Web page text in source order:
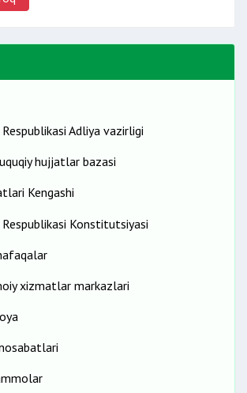
Adliya vazirligi
hujjatlar bazasi
Kengashi
Respublikasi Konstitutsiyasi
xizmatlar markazlari